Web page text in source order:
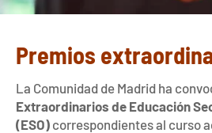
Premios
La Comunidad de Madrid ha
Extraordinarios de Educación
(ESO) correspondientes al curso